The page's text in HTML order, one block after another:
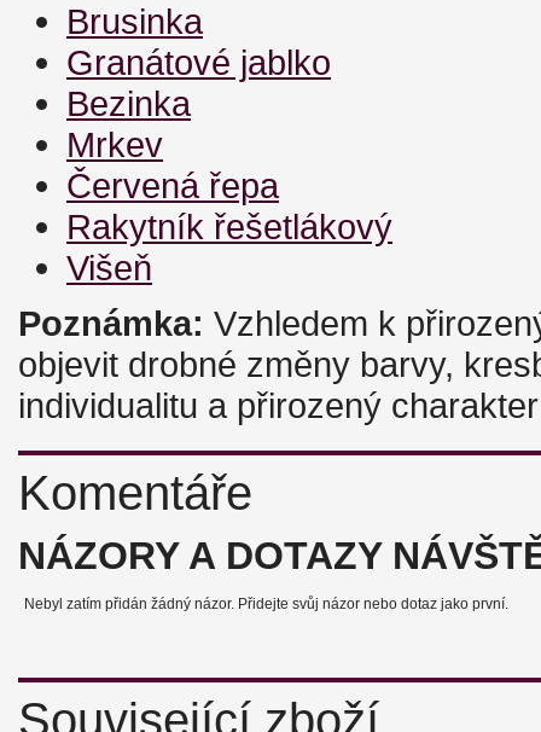
Brusinka
Granátové jablko
Bezinka
Mrkev
Červená řepa
Rakytník řešetlákový
Višeň
Poznámka: Vzhledem k
objevit drobné změny barvy,
individualitu a přirozený
Komentáře
NÁZORY A DOTAZY
Nebyl zatím přidán žádný názor. Přidejte svůj názor nebo dotaz jako první.
Související zboží